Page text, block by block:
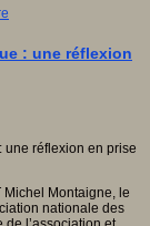
: une réflexion
Michel Montaigne, le
nationale des